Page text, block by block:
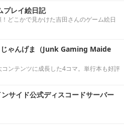
プレイ絵日記
どこかで見かけた吉田さんのゲーム絵日
じゃんげま（Junk Gaming Maide
ンテンツに成長した4コマ。単行本も好評
サイド公式ディスコードサーバー